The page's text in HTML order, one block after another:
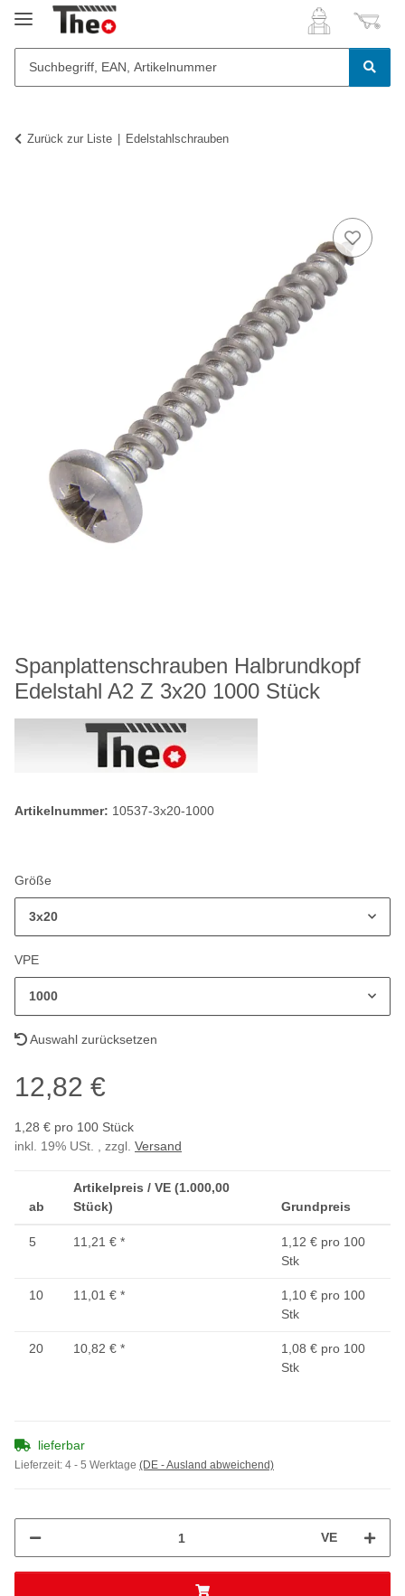
Zurück zur Liste Edelstahlschrauben
Spanplattenschrauben Halbrundkopf
Edelstahl A2 Z 3x20 1000 Stück
Artikelnummer: 10537-3x20-1000
Größe
3x20
VPE
1000
Auswahl zurücksetzen
12,82 €
1,28 € pro 100 Stück
inkl. 19% USt. , zzgl. Versand
ab
Artikelpreis / VE (1.000,00
Stück)
Grundpreis
5 11,21 € *
1,12 € pro 100
Stk
10 11,01 € *
1,10 € pro 100
Stk
20 10,82 € *
1,08 € pro 100
Stk
lieferbar
Lieferzeit: 4 - 5 Werktage (DE - Ausland abweichend)
VE